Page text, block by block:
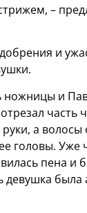
–
и
ножницы и
часть
а волосы
головы. Уже
пена и
девушка